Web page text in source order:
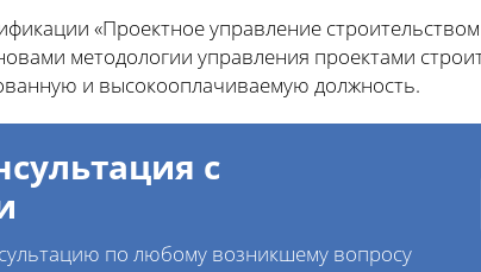
«Проектное управление
методологии управления проектами
и высокооплачиваемую должность.
с
по любому возникшему вопросу